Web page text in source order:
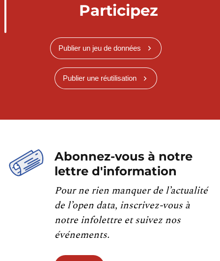
Participez
Publier un jeu de données
Publier une réutilisation
Abonnez-vous à notre
lettre d'information
Pour ne rien manquer de l’actualité
de l’open data, inscrivez-vous à
notre infolettre et suivez nos
événements.